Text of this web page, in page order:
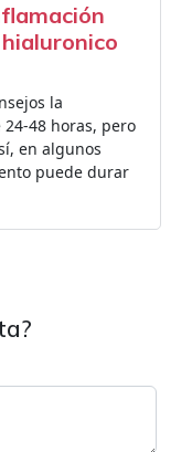
la
48 horas, pero
en algunos
puede durar